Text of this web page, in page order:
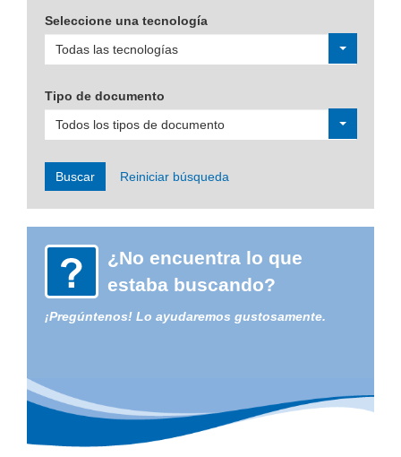
Seleccione una tecnología
Todas las tecnologías
Tipo de documento
Todos los tipos de documento
Buscar Reiniciar búsqueda
¿No encuentra lo que
estaba buscando?
¡Pregúntenos! Lo ayudaremos gustosamente.